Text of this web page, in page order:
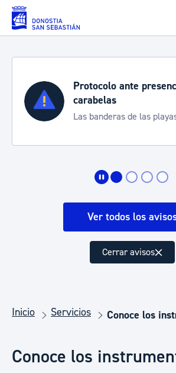
Saltar al contenido principal
Protocolo ante
carabelas
Las banderas de las
Ver todos los
Cerrar avisos
Inicio Servicios Conoce los
Conoce los